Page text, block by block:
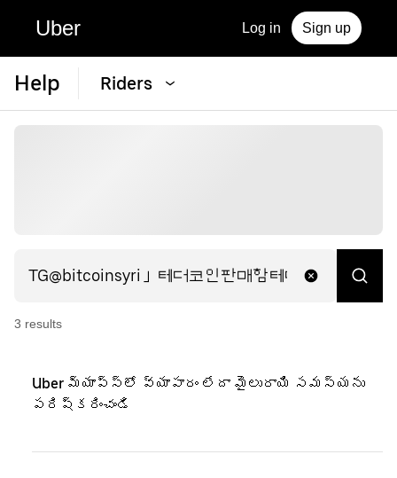
Uber Log in Sign up
Help Riders
3 results
Uber మ్యాప్స్లో వ్యాపారం లేదా మైలురాయి సమస్యను
పరిష్కరించండి